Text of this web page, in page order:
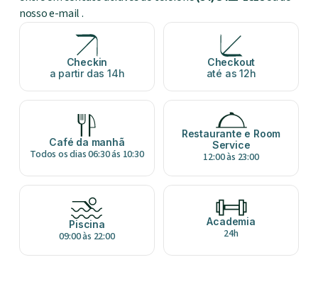
nosso e-mail.
Checkin
a partir das 14h
Checkout
até as 12h
Café da manhã
Todos os dias 06:30 ás 10:30
Restaurante e Room
Service
12:00 às 23:00
Piscina
09:00 às 22:00
Academia
24h